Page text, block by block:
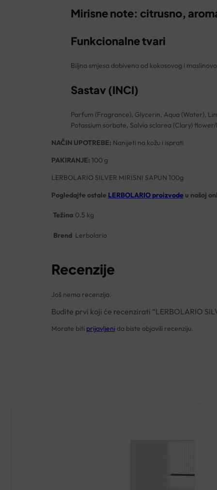
Mirisne note: citrusno,
Funkcionalne tvari
Biljna smjesa dobivena od kokosovog i
Sastav (INCI)
Parfum (Fragrance), Glycerin, Aqua (Water),
Potassium sorbate, Salvia sclarea (Clary)
NAČIN UPOTREBE: Nanijeti na kožu i isprati
PAKIRANJE: 100 g
LERBOLARIO SILVER MIRISNI SAPUN 100g
Pogledajte ostale LERBOLARIO proizvodeu našoj
Težina 0.5 kg
Brend Lerbolario
Recenzije
Još nema recenzija.
Budite prvi koji će recenzirati “LERBOLARIO
Morate biti prijavljeni da biste objavili recenziju.